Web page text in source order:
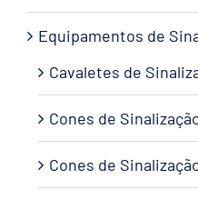
Equipamentos de
Cavaletes de
Cones de
Cones de